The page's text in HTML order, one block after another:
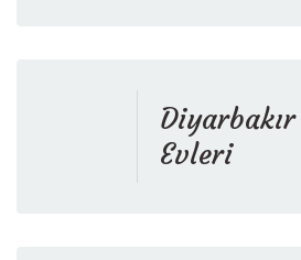
Diyarbakır
Evleri